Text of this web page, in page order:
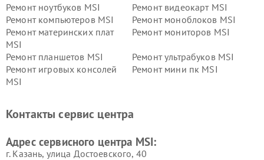
Ремонт ноутбуков MSI
Ремонт видеокарт MSI
Ремонт компьютеров MSI
Ремонт моноблоков MSI
Ремонт материнских плат
MSI
Ремонт мониторов MSI
Ремонт планшетов MSI
Ремонт ультрабуков MSI
Ремонт игровых консолей
MSI
Ремонт мини пк MSI
Контакты сервис центра
Адрес сервисного центра MSI:
г. Казань, улица Достоевского, 40